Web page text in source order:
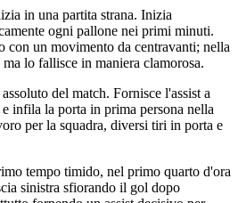
in una partita strana. Inizia
ogni pallone nei primi minuti.
con un movimento da centravanti; nella
lo fallisce in maniera clamorosa.
del match. Fornisce l'assist a
infila la porta in prima persona nella
per la squadra, diversi tiri in porta e
tempo timido, nel primo quarto d'ora
sinistra sfiorando il gol dopo